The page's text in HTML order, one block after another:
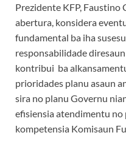
Prezidente KFP, Faustino
abertura, konsidera
fundamental ba iha
responsabilidade
kontribui ba
prioridades planu asaun
sira no planu Governu
efisiensia atendimentu
kompetensia Komisaun